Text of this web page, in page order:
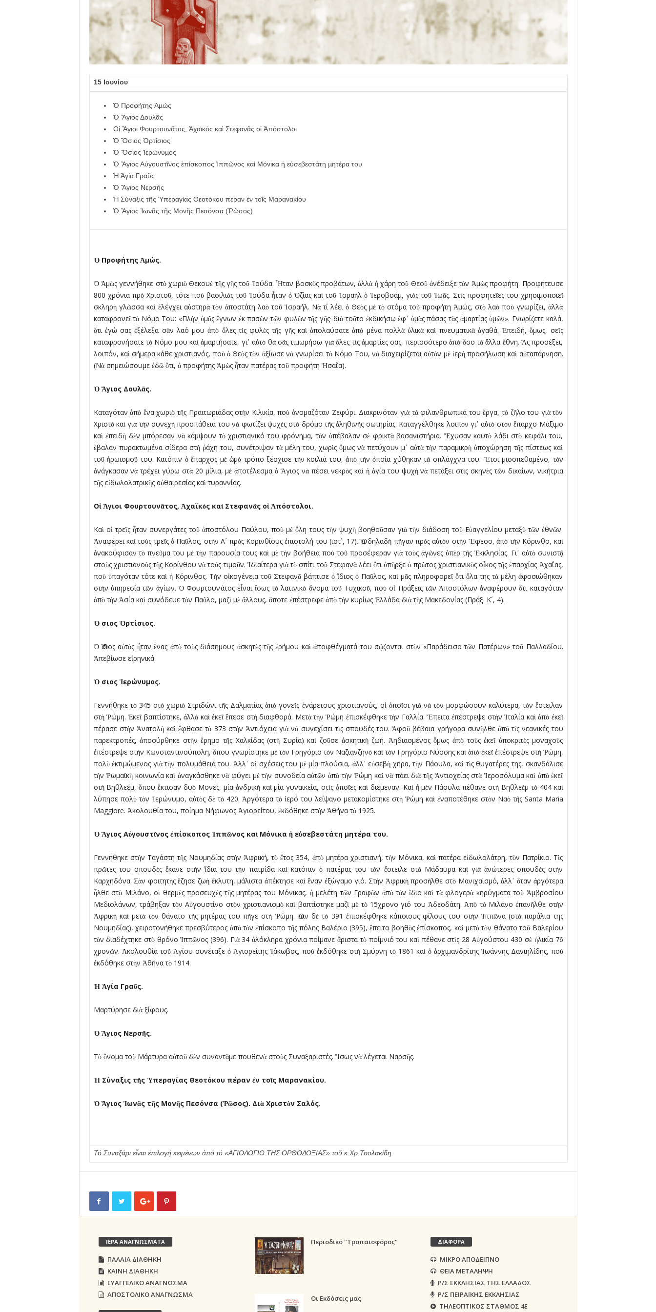
15 Ιουνίου
Ὁ Προφήτης Ἀµώς
Ὁ Ἅγιος Δουλᾶς
Οἱ Ἅγιοι Φουρτουνᾶτος, Ἀχαϊκὸς καὶ Στεφανᾶς οἱ Ἀπόστολοι
Ὁ Ὅσιος Ὀρτίσιος
Ὁ Ὅσιος Ἱερώνυµος
Ὁ Ἅγιος Αὐγουστῖνος ἐπίσκοπος Ἰππῶνος καὶ Μόνικα ἡ εὐσεβεστάτη µητέρα του
Ἡ Ἁγία Γραῦς
Ὁ Ἅγιος Νερσής
Ἡ Σύναξις τῆς Ὑπεραγίας Θεοτόκου πέραν ἐν τοῖς Μαρανακίου
Ὁ Ἅγιος Ἰωνᾶς τῆς Μονῆς Πεσόνσα (Ῥῶσος)
ὉΠροφήτης Ἀµώς.
Ὁ Ἀµὼς γεννήθηκε στὸ χωριὸ Θεκουὲ τῆς γῆς τοῦ Ἰούδα. Ἦταν βοσκὸς προβάτων, ἀλλὰ ἡ χάρη τοῦ Θεοῦ ἀνέδειξε τὸν Ἀµὼς προφήτη. Προφήτευσε
800 χρόνια πρὸ Χριστοῦ, τότε ποὺ βασιλιὰς τοῦ Ἰούδα ἦταν ὁ Ὀζίας καὶ τοῦ Ἰσραὴλ ὁ Ἱεροβοάµ, γιὸς τοῦ Ἰωᾶς. Στὶς προφητεῖες του χρησιµοποιεῖ
σκληρὴ γλῶσσα καὶ ἐλέγχει αὐστηρὰ τὸν ἀποστάτη λαὸ τοῦ Ἰσραήλ. Νὰ τί λέει ὁ Θεὸς µὲ τὸ στόµα τοῦ προφήτη Ἀµώς, στὸ λαὸ ποὺ γνωρίζει, ἀλλὰ
καταφρονεῖ τὸ Νόµο Του: «Πλὴν ὑµᾶς ἔγνων ἐκ πασῶν τῶν φυλῶν τῆς γῆς· διὰ τοῦτο ἐκδικήσω ἐφ᾿ ὑµᾶς πάσας τὰς ἁµαρτίας ὑµῶν». Γνωρίζετε καλά,
ὅτι ἐγώ σας ἐξέλεξα σὰν λαό µου ἀπὸ ὅλες τὶς φυλὲς τῆς γῆς καὶ ἀπολαύσατε ἀπὸ µένα πολλὰ ὑλικὰ καὶ πνευµατικὰ ἀγαθά. Ἐπειδή, ὅµως, σεῖς
καταφρονήσατε τὸ Νόµο µου καὶ ἁµαρτήσατε, γι᾿ αὐτὸ θὰ σᾶς τιµωρήσω γιὰ ὅλες τὶς ἁµαρτίες σας, περισσότερο ἀπὸ ὅσο τὰ ἄλλα ἔθνη. Ἂς προσέξει,
λοιπόν, καὶ σήµερα κάθε χριστιανός, ποὺ ὁ Θεὸς τὸν ἀξίωσε νὰ γνωρίσει τὸ Νόµο Του, νὰ διαχειρίζεται αὐτὸν µὲ ἱερὴ προσήλωση καὶ αὐταπάρνηση.
(Νὰ σηµειώσουµε ἐδῶ ὅτι, ὁ προφήτης Ἀµὼς ἦταν πατέρας τοῦ προφήτη Ἡσαΐα).
Ὁ Ἅγιος Δουλᾶς.
Καταγόταν ἀπὸ ἕνα χωριὸ τῆς Πραιτωριάδας στὴν Κιλικία, ποὺ ὀνοµαζόταν Ζεφύρι. Διακρινόταν γιὰ τὰ φιλανθρωπικά του ἔργα, τὸ ζῆλο του γιὰ τὸν
Χριστὸ καὶ γιὰ τὴν συνεχὴ προσπάθειά του νὰ φωτίζει ψυχὲς στὸ δρόµο τῆς ἀληθινῆς σωτηρίας. Καταγγέλθηκε λοιπὸν γι᾿ αὐτὸ στὸν ἔπαρχο Μάξιµο
καὶ ἐπειδὴ δὲν µπόρεσαν νὰ κάµψουν τὸ χριστιανικό του φρόνηµα, τὸν ὑπέβαλαν σὲ φρικτὰ βασανιστήρια. Ἔχυσαν καυτὸ λάδι στὸ κεφάλι του,
ἔβαλαν πυρακτωµένα σίδερα στὴ ῥάχη του, συνέτριψαν τὰ µέλη του, χωρὶς ὅµως νὰ πετύχουν µ᾿ αὐτὰ τὴν παραµικρὴ ὑποχώρηση τῆς πίστεως καὶ
τοῦ ἡρωισµοῦ του. Κατόπιν ὁ ἔπαρχος µὲ ὠµὸ τρόπο ξέσχισε τὴν κοιλιά του, ἀπὸ τὴν ὁποία χύθηκαν τὰ σπλάγχνα του. Ἔτσι µισοπεθαµένο, τὸν
ἀνάγκασαν νὰ τρέχει γύρω στὰ 20 µίλια, µὲ ἀποτέλεσµα ὁ Ἅγιος νὰ πέσει νεκρὸς καὶ ἡ ἁγία του ψυχὴ νὰ πετάξει στὶς σκηνὲς τῶν δικαίων, νικήτρια
τῆς εἰδωλολατρικῆς αὐθαιρεσίας καὶ τυραννίας.
Οἱ Ἅγιοι Φουρτουνᾶτος, Ἀχαϊκὸς καὶΣτεφανᾶς οἱ Ἀπόστολοι.
Καὶ οἱ τρεῖς ἦταν συνεργάτες τοῦ ἀποστόλου Παύλου, ποὺ µὲ ὅλη τους τὴν ψυχὴ βοηθοῦσαν γιὰ τὴν διάδοση τοῦ Εὐαγγελίου µεταξὺ τῶν ἐθνῶν.
Ἀναφέρει καὶ τοὺς τρεῖς ὁ Παῦλος, στὴν Α´ πρὸς Κορινθίους ἐπιστολή του (ιστ´, 17). Ὅτι δηλαδὴ πῆγαν πρὸς αὐτὸν στὴν Ἔφεσο, ἀπὸ τὴν Κόρινθο, καὶ
ἀνακούφισαν τὸ πνεῦµα του µὲ τὴν παρουσία τους καὶ µὲ τὴν βοήθεια ποὺ τοῦ προσέφεραν γιὰ τοὺς ἀγῶνες ὑπὲρ τῆς Ἐκκλησίας. Γι᾿ αὐτὸ συνιστᾷ
στοὺς χριστιανοὺς τῆς Κορίνθου νὰ τοὺς τιµοῦν. Ἰδιαίτερα γιὰ τὸ σπίτι τοῦ Στεφανᾶ λέει ὅτι ὑπῆρξε ὁ πρῶτος χριστιανικὸς οἶκος τῆς ἐπαρχίας Ἀχαΐας,
ποὺ ὑπαγόταν τότε καὶ ἡ Κόρινθος. Τὴν οἰκογένεια τοῦ Στεφανᾶ βάπτισε ὁ ἴδιος ὁ Παῦλος, καὶ µᾶς πληροφορεῖ ὅτι ὅλα της τὰ µέλη ἀφοσιώθηκαν
στὴν ὑπηρεσία τῶν ἁγίων. Ὁ Φουρτουνάτος εἶναι ἴσως τὸ λατινικὸ ὄνοµα τοῦ Τυχικοῦ, ποὺ οἱ Πράξεις τῶν Ἀποστόλων ἀναφέρουν ὅτι καταγόταν
ἀπὸ τὴν Ἀσία καὶ συνόδευε τὸν Παῦλο, µαζὶ µὲ ἄλλους, ὅποτε ἐπέστρεφε ἀπὸ τὴν κυρίως Ἑλλάδα διὰ τῆς Μακεδονίας (Πράξ. Κ´, 4).
Ὁ σιος Ὀρτίσιος.
Ὁ Ὅσιος αὐτὸς ἦταν ἕνας ἀπὸ τοὺς διάσηµους ἀσκητὲς τῆς ἐρήµου καὶ ἀποφθέγµατά του σῴζονται στὸν «Παράδεισο τῶν Πατέρων» τοῦ Παλλαδίου.
Ἀπεβίωσε εἰρηνικά.
Ὁ σιος Ἱερώνυµος.
Γεννήθηκε τὸ 345 στὸ χωριὸ Στριδώνι τῆς Δαλµατίας ἀπὸ γονεῖς ἐνάρετους χριστιανούς, οἱ ὁποῖοι γιὰ νὰ τὸν µορφώσουν καλύτερα, τὸν ἔστειλαν
στὴ Ῥώµη. Ἐκεῖ βαπτίστηκε, ἀλλὰ καὶ ἐκεῖ ἔπεσε στὴ διαφθορά. Μετὰ τὴν Ῥώµη ἐπισκέφθηκε τὴν Γαλλία. Ἔπειτα ἐπέστρεψε στὴν Ἰταλία καὶ ἀπὸ ἐκεῖ
πέρασε στὴν Ἀνατολὴ καὶ ἔφθασε τὸ 373 στὴν Ἀντιόχεια γιὰ νὰ συνεχίσει τὶς σπουδές του. Ἀφοῦ βέβαια γρήγορα συνῆλθε ἀπὸ τὶς νεανικές του
παρεκτροπές, ἀποσύρθηκε στὴν ἔρηµο τῆς Χαλκίδας (στὴ Συρία) καὶ ζοῦσε ἀσκητικὴ ζωή. Ἀηδιασµένος ὅµως ἀπὸ τοὺς ἐκεῖ ὑποκριτὲς µοναχοὺς
ἐπέστρεψε στὴν Κωνσταντινούπολη, ὅπου γνωρίστηκε µὲ τὸν Γρηγόριο τὸν Ναζιανζηνὸ καὶ τὸν Γρηγόριο Νύσσης καὶ ἀπὸ ἐκεῖ ἐπέστρεψε στὴ Ῥώµη,
πολὺ ἐκτιµώµενος γιὰ τὴν πολυµάθειά του. Ἀλλ᾿ οἱ σχέσεις του µὲ µία πλούσια, ἀλλ᾿ εὐσεβὴ χήρα, τὴν Πάουλα, καὶ τὶς θυγατέρες της, σκανδάλισε
τὴν Ῥωµαϊκὴ κοινωνία καὶ ἀναγκάσθηκε νὰ φύγει µὲ τὴν συνοδεία αὐτῶν ἀπὸ τὴν Ῥώµη καὶ νὰ πάει διὰ τῆς Ἀντιοχείας στὰ Ἱεροσόλυµα καὶ ἀπὸ ἐκεῖ
στὴ Βηθλεέµ, ὅπου ἔκτισαν δυὸ Μονές, µία ἀνδρικὴ καὶ µία γυναικεία, στὶς ὁποῖες καὶ διέµεναν. Καὶ ἡ µὲν Πάουλα πέθανε στὴ Βηθλεὲµ τὸ 404 καὶ
λύπησε πολὺ τὸν Ἱερώνυµο, αὐτὸς δὲ τὸ 420. Ἀργότερα τὸ ἱερό του λείψανο µετακοµίστηκε στὴ Ῥώµη καὶ ἐναποτέθηκε στὸν Ναὸ τῆς Santa Maria
Maggiore. Ἀκολουθία του, ποίηµα Νήφωνος Ἁγιορείτου, ἐκδόθηκε στὴν Ἀθήνα τὸ 1925.
Ὁ Ἅγιος Αὐγουστῖνος ἐπίσκοπος Ἰππῶνος καὶΜόνικα ἡεὐσεβεστάτη µητέρα του.
Γεννήθηκε στὴν Ταγάστη τῆς Νουµηδίας στὴν Ἀφρική, τὸ ἔτος 354, ἀπὸ µητέρα χριστιανή, τὴν Μόνικα, καὶ πατέρα εἰδωλολάτρη, τὸν Πατρίκιο. Τὶς
πρῶτες του σπουδὲς ἔκανε στὴν ἴδια του τὴν πατρίδα καὶ κατόπιν ὁ πατέρας του τὸν ἔστειλε στὰ Μάδαυρα καὶ γιὰ ἀνώτερες σπουδὲς στὴν
Καρχηδόνα. Σὰν φοιτητὴς ἔζησε ζωὴ ἔκλυτη, µάλιστα ἀπέκτησε καὶ ἕναν ἐξώγαµο γιό. Στὴν Ἀφρικὴ προσῆλθε στὸ Μανιχαϊσµό, ἀλλ᾿ ὅταν ἀργότερα
ἦλθε στὸ Μιλάνο, οἱ θερµὲς προσευχὲς τῆς µητέρας του Μόνικας, ἡ µελέτη τῶν Γραφῶν ἀπὸ τὸν ἴδιο καὶ τὰ φλογερὰ κηρύγµατα τοῦ Ἀµβροσίου
Μεδιολάνων, τράβηξαν τὸν Αὐγουστίνο στὸν χριστιανισµὸ καὶ βαπτίστηκε µαζὶ µὲ τὸ 15χρονο γιό του Ἀδεοδάτη. Ἀπὸ τὸ Μιλάνο ἐπανῆλθε στὴν
Ἀφρικὴ καὶ µετὰ τὸν θάνατο τῆς µητέρας του πῆγε στὴ Ῥώµη. Ὅταν δὲ τὸ 391 ἐπισκέφθηκε κάποιους φίλους του στὴν Ἰππῶνα (στὰ παράλια της
Νουµηδίας), χειροτονήθηκε πρεσβύτερος ἀπὸ τὸν ἐπίσκοπο τῆς πόλης Βαλέριο (395), ἔπειτα βοηθὸς ἐπίσκοπος, καὶ µετὰ τὸν θάνατο τοῦ Βαλερίου
τὸν διαδέχτηκε στὸ θρόνο Ἰππῶνος (396). Γιὰ 34 ὁλόκληρα χρόνια ποίµανε ἄριστα τὸ ποίµνιό του καὶ πέθανε στὶς 28 Αὐγούστου 430 σὲ ἡλικία 76
χρονῶν. Ἀκολουθία τοῦ Ἁγίου συνέταξε ὁ Ἁγιορείτης Ἰάκωβος, ποὺ ἐκδόθηκε στὴ Σµύρνη τὸ 1861 καὶ ὁ ἀρχιµανδρίτης Ἰωάννης Δανιηλίδης, ποὺ
ἐκδόθηκε στὴν Ἀθήνα τὸ 1914.
Ἡ Ἁγία Γραῦς.
Μαρτύρησε διὰ ξίφους.
Ὁ Ἅγιος Νερσῆς.
Τὸ ὄνοµα τοῦ Μάρτυρα αὐτοῦ δὲν συναντᾶµε πουθενὰ στοὺς Συναξαριστές. Ἴσως νὰ λέγεται Ναρσῆς.
ἩΣύναξις τῆς Ὑπεραγίας Θεοτόκου πέραν ἐν τοῖς Μαρανακίου.
Ὁ Ἅγιος Ἰωνᾶς τῆς Μονῆς Πεσόνσα (Ῥῶσος). Διὰ Χριστὸν Σαλός.
Τό Συναξάρι εἶναι ἐπιλογή κειμένων ἀπό τό «ΑΓΙΟΛΟΓΙΟ ΤΗΣ ΟΡΘΟΔΟΞΙΑΣ» τοῦ κ.Χρ.Τσολακίδη
ΙΕΡΑ ΑΝΑΓΝΩΣΜΑΤΑ
ΠΑΛΑΙΑ ΔΙΑΘΗΚΗ
ΚΑΙΝΗ ΔΙΑΘΗΚΗ
ΕΥΑΓΓΕΛΙΚΟ ΑΝΑΓΝΩΣΜΑ
ΑΠΟΣΤΟΛΙΚΟ ΑΝΑΓΝΩΣΜΑ
Περιοδικό "Τροπαιοφόρος"
Οι Εκδόσεις μας
ΔΙΑΦΟΡΑ
ΜΙΚΡΟ ΑΠΟΔΕΙΠΝΟ
ΘΕΙΑ ΜΕΤΑΛΗΨΗ
Ρ/Σ ΕΚΚΛΗΣΙΑΣ ΤΗΣ ΕΛΛΑΔΟΣ
Ρ/Σ ΠΕΙΡΑΪΚΗΣ ΕΚΚΛΗΣΙΑΣ
ΤΗΛΕΟΠΤΙΚΟΣ ΣΤΑΘΜΟΣ 4Ε